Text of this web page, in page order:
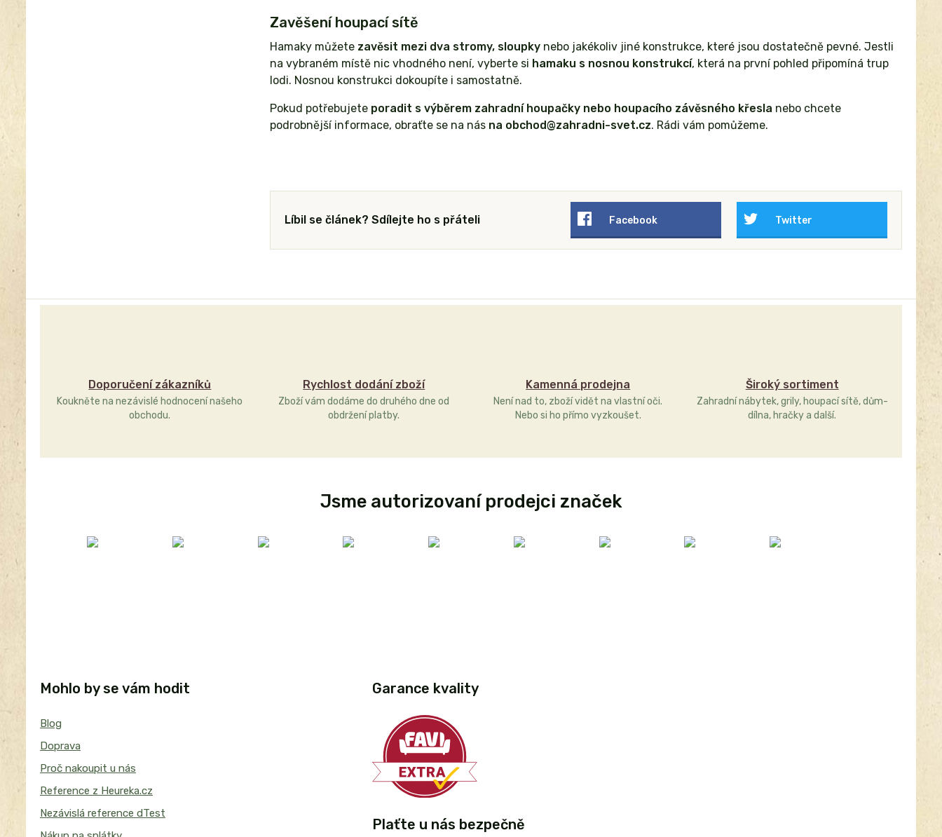
Zavěšení houpací sítě
Hamaky můžete zavěsit mezi dva stromy, sloupky nebo jakékoliv jiné konstrukce, které jsou dostatečně pevné. Jestli
na vybraném místě nic vhodného není, vyberte si hamaku s nosnou konstrukcí, která na první pohled připomíná trup
lodi. Nosnou konstrukci dokoupíte i samostatně.
Pokud potřebujete poradit s výběrem zahradní houpačky nebo houpacího závěsného křesla nebo chcete
podrobnější informace, obraťte se na nás na obchod@zahradni-svet.cz. Rádi vám pomůžeme.
Líbil se článek? Sdílejte ho s přáteli Facebook Twitter
Doporučení zákazníků
Koukněte na nezávislé hodnocení našeho
obchodu.
Rychlost dodání zboží
Zboží vám dodáme do druhého dne od
obdržení platby.
Kamenná prodejna
Není nad to, zboží vidět na vlastní oči.
Nebo si ho přímo vyzkoušet.
Široký sortiment
Zahradní nábytek, grily, houpací sítě, dům-
dílna, hračky a další.
Jsme autorizovaní prodejci značek
Mohlo by se vám hodit
Blog
Doprava
Proč nakoupit u nás
Reference z Heureka.cz
Nezávislá reference dTest
Garance kvality
Plaťte u nás bezpečně